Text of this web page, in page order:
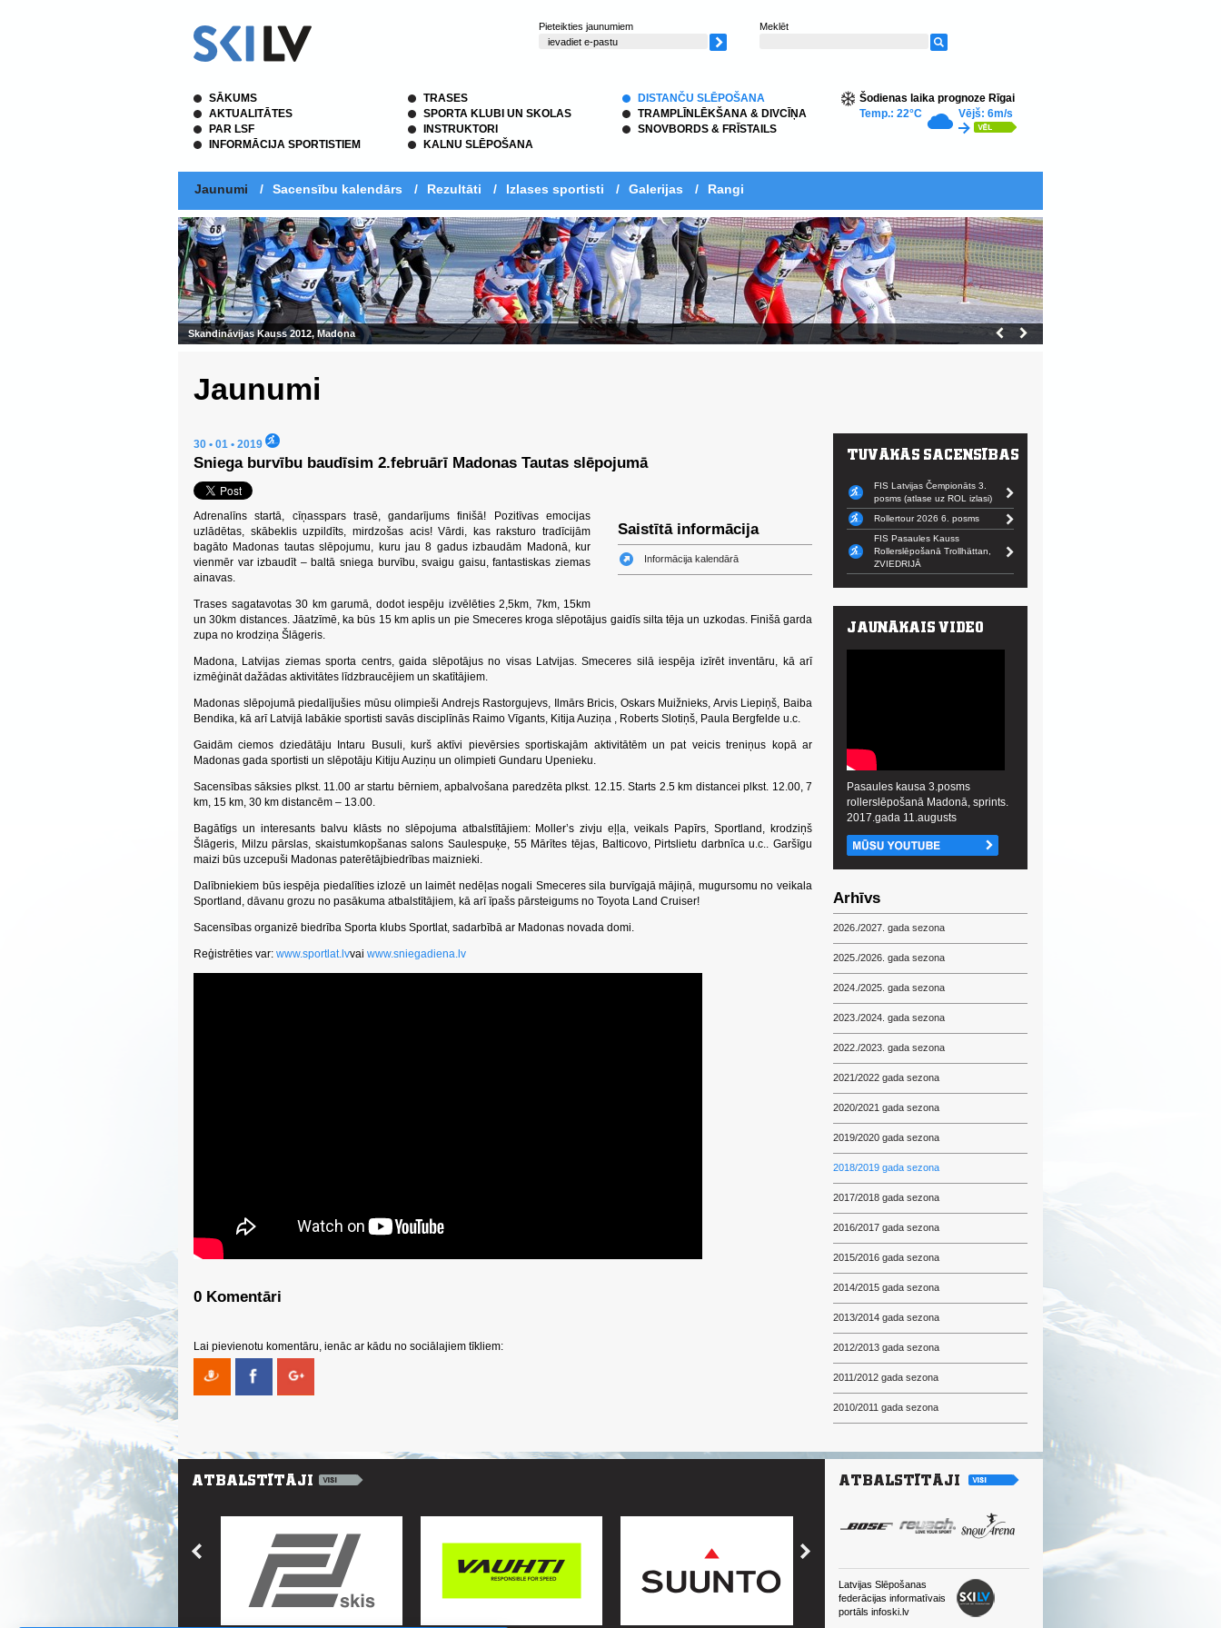
Pieteikties jaunumiem Meklēt
SĀKUMS
AKTUALITĀTES
PAR LSF
INFORMĀCIJA SPORTISTIEM
TRASES
SPORTA KLUBI UN SKOLAS
INSTRUKTORI
KALNU SLĒPOŠANA
DISTANČU SLĒPOŠANA
TRAMPLĪNLĒKŠANA & DIVCĪŅA
SNOVBORDS & FRĪSTAILS
Šodienas laika prognoze Rīgai
Temp.: 22°C
Vējš: 6m/s
Jaunumi / Sacensību kalendārs / Rezultāti / Izlases sportisti / Galerijas / Rangi
Skandināvijas Kauss 2012, Madona
Jaunumi
30 • 01 • 2019
Sniega burvību baudīsim 2.februārī Madonas Tautas slēpojumā
Saistītā informācija
Informācija kalendārā
Adrenalīns startā, cīņasspars trasē, gandarījums finišā! Pozitīvas emocijas
uzlādētas, skābeklis uzpildīts, mirdzošas acis! Vārdi, kas raksturo tradīcijām
bagāto Madonas tautas slēpojumu, kuru jau 8 gadus izbaudām Madonā, kur
vienmēr var izbaudīt – baltā sniega burvību, svaigu gaisu, fantastiskas ziemas
ainavas.
Trases sagatavotas 30 km garumā, dodot iespēju izvēlēties 2,5km, 7km, 15km
un 30km distances. Jāatzīmē, ka būs 15 km aplis un pie Smeceres kroga slēpotājus gaidīs silta tēja un uzkodas. Finišā garda
zupa no krodziņa Šlāgeris.
Madona, Latvijas ziemas sporta centrs, gaida slēpotājus no visas Latvijas. Smeceres silā iespēja izīrēt inventāru, kā arī
izmēģināt dažādas aktivitātes līdzbraucējiem un skatītājiem.
Madonas slēpojumā piedalījušies mūsu olimpieši Andrejs Rastorgujevs, Ilmārs Bricis, Oskars Muižnieks, Arvis Liepiņš, Baiba
Bendika, kā arī Latvijā labākie sportisti savās disciplīnās Raimo Vīgants, Kitija Auziņa , Roberts Slotiņš, Paula Bergfelde u.c.
Gaidām ciemos dziedātāju Intaru Busuli, kurš aktīvi pievērsies sportiskajām aktivitātēm un pat veicis treniņus kopā ar
Madonas gada sportisti un slēpotāju Kitiju Auziņu un olimpieti Gundaru Upenieku.
Sacensības sāksies plkst. 11.00 ar startu bērniem, apbalvošana paredzēta plkst. 12.15. Starts 2.5 km distancei plkst. 12.00, 7
km, 15 km, 30 km distancēm – 13.00.
Bagātīgs un interesants balvu klāsts no slēpojuma atbalstītājiem: Moller’s zivju eļļa, veikals Papīrs, Sportland, krodziņš
Šlāgeris, Milzu pārslas, skaistumkopšanas salons Saulespuķe, 55 Mārītes tējas, Balticovo, Pirtslietu darbnīca u.c.. Garšīgu
maizi būs uzcepuši Madonas paterētājbiedrības maiznieki.
Dalībniekiem būs iespēja piedalīties izlozē un laimēt nedēļas nogali Smeceres sila burvīgajā mājiņā, mugursomu no veikala
Sportland, dāvanu grozu no pasākuma atbalstītājiem, kā arī īpašs pārsteigums no Toyota Land Cruiser!
Sacensības organizē biedrība Sporta klubs Sportlat, sadarbībā ar Madonas novada domi.
Reģistrēties var: www.sportlat.lvvai www.sniegadiena.lv
0 Komentāri
Lai pievienotu komentāru, ienāc ar kādu no sociālajiem tīkliem:
FIS Latvijas Čempionāts 3.
posms (atlase uz ROL izlasi)
Rollertour 2026 6. posms
FIS Pasaules Kauss
Rollerslēpošanā Trollhättan,
ZVIEDRIJĀ
Pasaules kausa 3.posms
rollerslēpošanā Madonā, sprints.
2017.gada 11.augusts
Arhīvs
2026./2027. gada sezona
2025./2026. gada sezona
2024./2025. gada sezona
2023./2024. gada sezona
2022./2023. gada sezona
2021/2022 gada sezona
2020/2021 gada sezona
2019/2020 gada sezona
2018/2019 gada sezona
2017/2018 gada sezona
2016/2017 gada sezona
2015/2016 gada sezona
2014/2015 gada sezona
2013/2014 gada sezona
2012/2013 gada sezona
2011/2012 gada sezona
2010/2011 gada sezona
Latvijas Slēpošanas
federācijas informatīvais
portāls infoski.lv